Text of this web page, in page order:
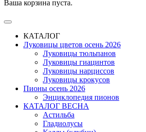
Ваша корзина пуста.
КАТАЛОГ
Луковицы цветов осень 2026
Луковицы тюльпанов
Луковицы гиацинтов
Луковицы нарциссов
Луковицы крокусов
Пионы осень 2026
Энциклопедия пионов
КАТАЛОГ ВЕСНА
Астильба
Гладиолусы